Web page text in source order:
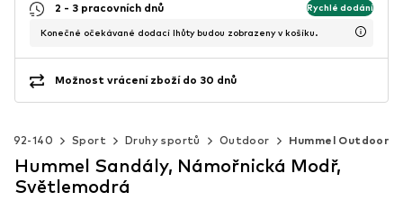
2 - 3 pracovních dnů Rychlé dodání
Konečné očekávané dodací lhůty budou zobrazeny v košíku.
Možnost vrácení zboží do 30 dnů
92-140 Sport Druhy sportů Outdoor Hummel Outdoor
Hummel Sandály, Námořnická Modř,
Světlemodrá